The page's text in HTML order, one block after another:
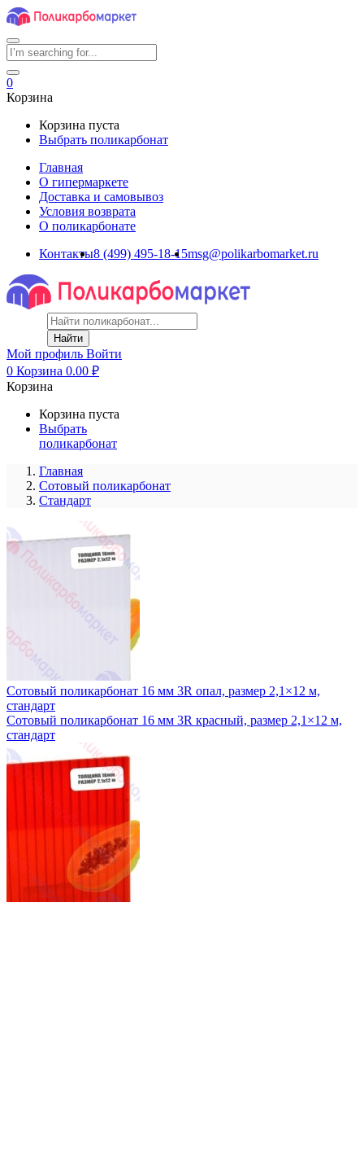
0
Корзина
Корзина пуста
Выбрать поликарбонат
Главная
О гипермаркете
Доставка и самовывоз
Условия возврата
О поликарбонате
Контакты8 (499) 495-18-15msg@polikarbomarket.ru
Найти
Мой профиль Войти
0 Корзина 0.00 ₽
Корзина
Корзина пуста
Выбрать
поликарбонат
Главная
Сотовый поликарбонат
Стандарт
Сотовый поликарбонат 16 мм 3R опал, размер 2,1×12 м,
стандарт
Сотовый поликарбонат 16 мм 3R красный, размер 2,1×12 м,
стандарт